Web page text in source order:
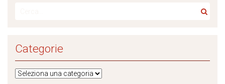
Categorie